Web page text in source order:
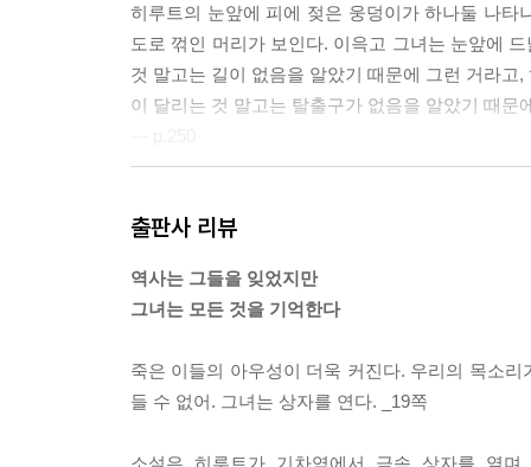
히루트의 눈앞에 피에 젖은 웅덩이가 하나둘 나
도로 꺾인 머리가 보인다. 이윽고 그녀는 눈앞에
것 말고는 길이 없음을 알았기 때문에 그런 거라
이 달리는 것 말고는 탈출구가 없음을 알았기 때문
그 사람과 닮았어요, 히루트가 아클릴루에게 속삭
그 사람과 닮았다고요, 잔호이, 황제 말이에요. 히
저애가 뭐라고 하는 거야? 궁금해진 아스테르가 고
다. 그러더니 나무로 성큼성큼 걸어가 허리를 숙여
--- p.357
출판사 리뷰
역사는 그들을 잊었지만
그녀는 모든 것을 기억한다
죽은 이들의 아우성이 더욱 커진다. 우리의 목소
들 수 없어. 그녀는 상자를 연다. _19쪽
소설은 히루트가 기차역에서 금속 상자를 열